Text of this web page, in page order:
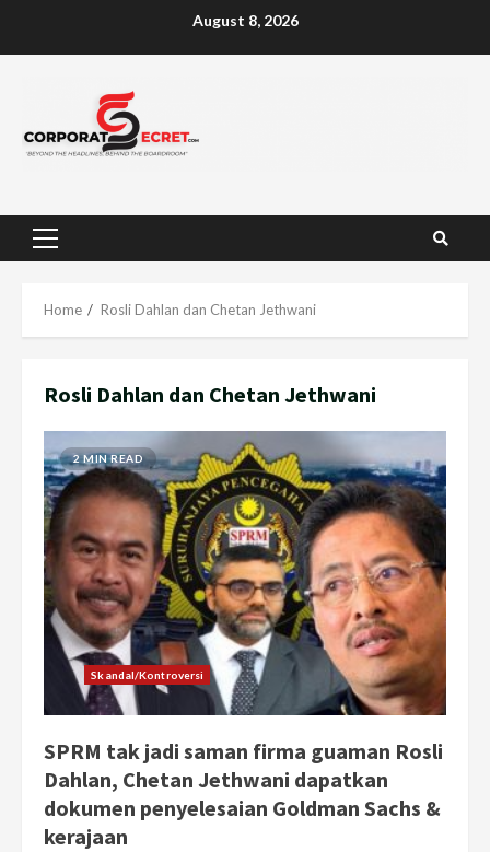
August 8, 2026
Primary
Home Rosli Dahlan dan Chetan Jethwani
Rosli Dahlan dan Chetan Jethwani
2 MIN READ
Skandal/Kontroversi
SPRM tak jadi saman firma guaman Rosli
Dahlan, Chetan Jethwani dapatkan
dokumen penyelesaian Goldman Sachs &
kerajaan